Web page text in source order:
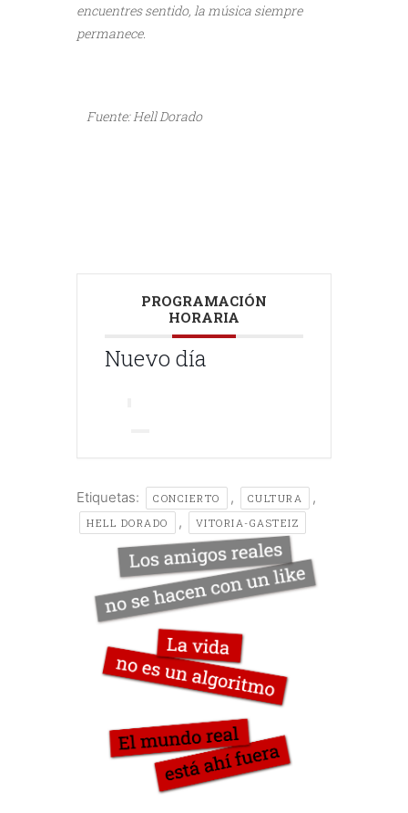
encuentres sentido, la música siempre
permanece.
Fuente: Hell Dorado///
PROGRAMACIÓN
HORARIA
Nuevo día
Etiquetas: CONCIERTO , CULTURA ,
HELL DORADO , VITORIA-GASTEIZ